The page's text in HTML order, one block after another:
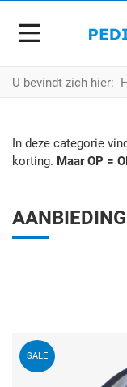
U bevindt zich hier:
In deze categorie
korting. Maar OP =
SALE